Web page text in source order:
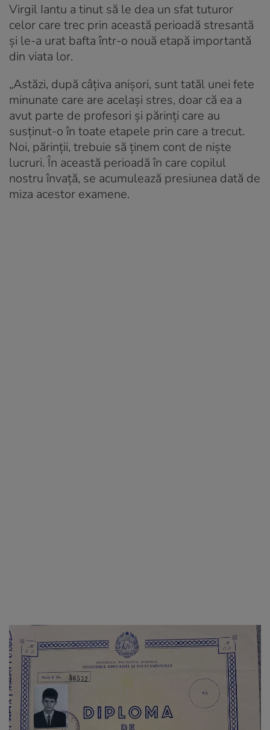
Virgil Iantu a tinut să le dea un sfat tuturor
celor care trec prin această perioadă stresantă
și le-a urat bafta într-o nouă etapă importantă
din viata lor.
„Astăzi, după câțiva anișori, sunt tatăl unei fete
minunate care are același stres, doar că ea a
avut parte de profesori și părinți care au
susținut-o în toate etapele prin care a trecut.
Noi, părinții, trebuie să ținem cont de niște
lucruri. În această perioadă în care copilul
nostru învață, se acumulează presiunea dată de
miza acestor examene.